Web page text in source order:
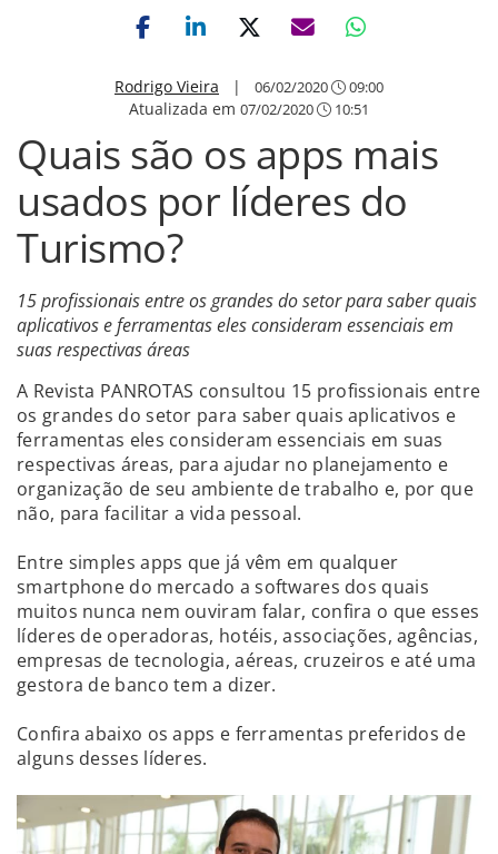
Rodrigo Vieira | 06/02/2020 09:00
Atualizada em 07/02/2020 10:51
Quais são os apps mais
usados por líderes do
Turismo?
15 profissionais entre os grandes do setor para saber quais
aplicativos e ferramentas eles consideram essenciais em
suas respectivas áreas
A Revista PANROTAS consultou 15 profissionais entre
os grandes do setor para saber quais aplicativos e
ferramentas eles consideram essenciais em suas
respectivas áreas, para ajudar no planejamento e
organização de seu ambiente de trabalho e, por que
não, para facilitar a vida pessoal.
Entre simples apps que já vêm em qualquer
smartphone do mercado a softwares dos quais
muitos nunca nem ouviram falar, confira o que esses
líderes de operadoras, hotéis, associações, agências,
empresas de tecnologia, aéreas, cruzeiros e até uma
gestora de banco tem a dizer.
Confira abaixo os apps e ferramentas preferidos de
alguns desses líderes.